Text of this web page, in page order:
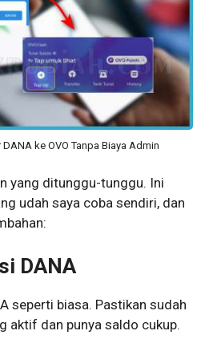
ke OVO Tanpa Biaya Admin
yang ditunggu-tunggu. Ini
udah saya coba sendiri, dan
DANA
seperti biasa. Pastikan sudah
aktif dan punya saldo cukup.